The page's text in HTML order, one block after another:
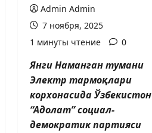
Admin Admin
7 ноября, 2025
1 минуты чтение
0
Янги Наманган тумани
Электр тармоқлари
корхонасида Ўзбекистон
“Адолат” социал-
демократик партияси